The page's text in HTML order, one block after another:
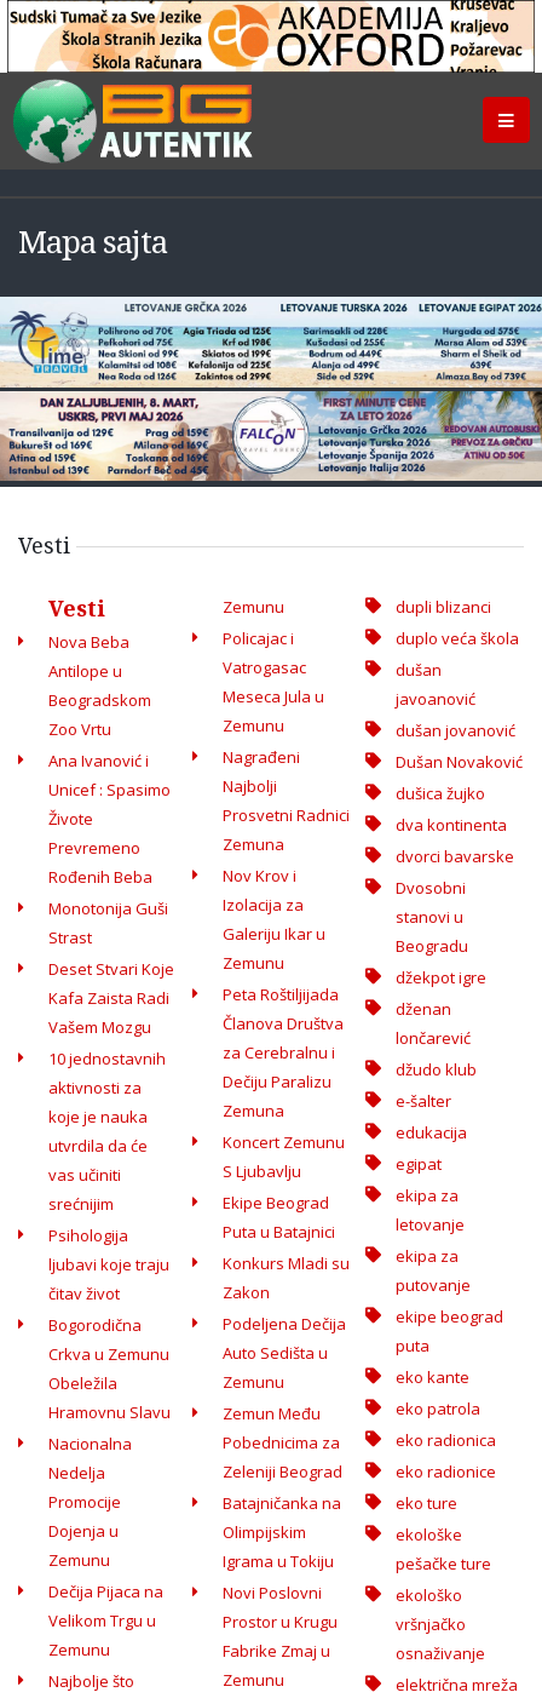
Mapa sajta
Vesti
Vesti
Nova Beba
Antilope u
Beogradskom
Zoo Vrtu
Ana Ivanović i
Unicef : Spasimo
Živote
Prevremeno
Rođenih Beba
Monotonija Guši
Strast
Deset Stvari Koje
Kafa Zaista Radi
Vašem Mozgu
10 jednostavnih
aktivnosti za
koje je nauka
utvrdila da će
vas učiniti
srećnijim
Psihologija
ljubavi koje traju
čitav život
Bogorodična
Crkva u Zemunu
Obeležila
Hramovnu Slavu
Nacionalna
Nedelja
Promocije
Dojenja u
Zemunu
Dečija Pijaca na
Velikom Trgu u
Zemunu
Najbolje što
Zemunu
Policajac i
Vatrogasac
Meseca Jula u
Zemunu
Nagrađeni
Najbolji
Prosvetni Radnici
Zemuna
Nov Krov i
Izolacija za
Galeriju Ikar u
Zemunu
Peta Roštiljijada
Članova Društva
za Cerebralnu i
Dečiju Paralizu
Zemuna
Koncert Zemunu
S Ljubavlju
Ekipe Beograd
Puta u Batajnici
Konkurs Mladi su
Zakon
Podeljena Dečija
Auto Sedišta u
Zemunu
Zemun Među
Pobednicima za
Zeleniji Beograd
Batajničanka na
Olimpijskim
Igrama u Tokiju
Novi Poslovni
Prostor u Krugu
Fabrike Zmaj u
Zemunu
dupli blizanci
duplo veća škola
dušan
javoanović
dušan jovanović
Dušan Novaković
dušica žujko
dva kontinenta
dvorci bavarske
Dvosobni
stanovi u
Beogradu
džekpot igre
dženan
lončarević
džudo klub
e-šalter
edukacija
egipat
ekipa za
letovanje
ekipa za
putovanje
ekipe beograd
puta
eko kante
eko patrola
eko radionica
eko radionice
eko ture
ekološke
pešačke ture
ekološko
vršnjačko
osnaživanje
električna mreža